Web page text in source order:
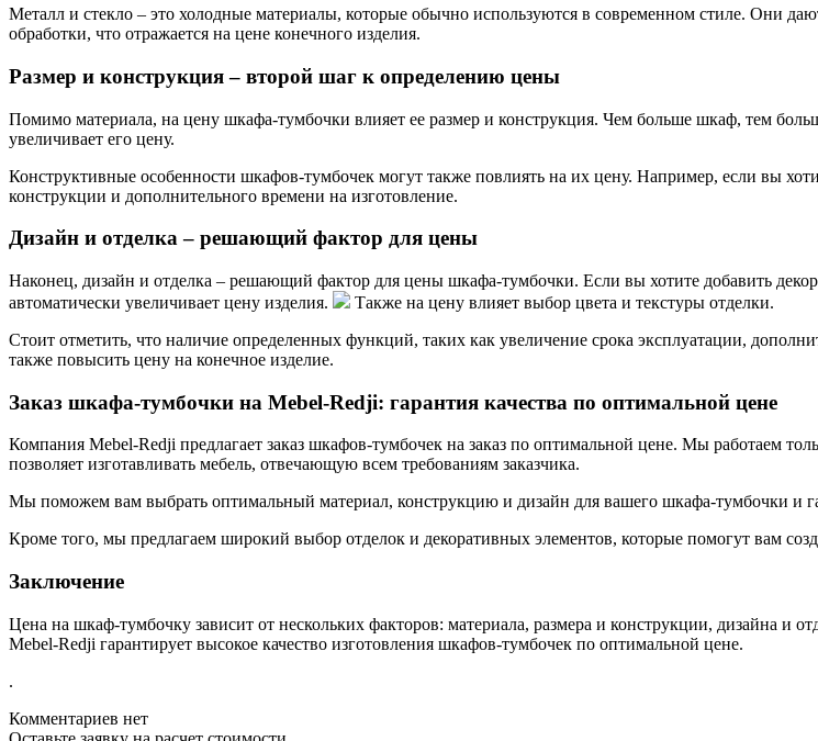
Металл и стекло – это холодные материалы, которые обычно используются в современном стиле. Они
обработки, что отражается на цене конечного изделия.
Размер и конструкция – второй шаг к определению цены
Помимо материала, на цену шкафа-тумбочки влияет ее размер и конструкция. Чем больше шкаф, тем
увеличивает его цену.
Конструктивные особенности шкафов-тумбочек могут также повлиять на их цену. Например, если вы
конструкции и дополнительного времени на изготовление.
Дизайн и отделка – решающий фактор для цены
Наконец, дизайн и отделка – решающий фактор для цены шкафа-тумбочки. Если вы хотите добавить
автоматически увеличивает цену изделия.
Также на цену влияет выбор цвета и текстуры отделки.
Стоит отметить, что наличие определенных функций, таких как увеличение срока эксплуатации,
также повысить цену на конечное изделие.
Заказ шкафа-тумбочки на Mebel-Redji: гарантия качества по оптимальной цене
Компания Mebel-Redji предлагает заказ шкафов-тумбочек на заказ по оптимальной цене. Мы работаем
позволяет изготавливать мебель, отвечающую всем требованиям заказчика.
Мы поможем вам выбрать оптимальный материал, конструкцию и дизайн для вашего шкафа-тумбочки и
Кроме того, мы предлагаем широкий выбор отделок и декоративных элементов, которые помогут вам
Заключение
Цена на шкаф-тумбочку зависит от нескольких факторов: материала, размера и конструкции, дизайна и
Mebel-Redji гарантирует высокое качество изготовления шкафов-тумбочек по оптимальной цене.
.
Комментариев нет